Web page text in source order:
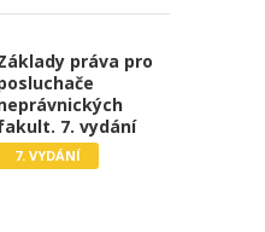
práva pro
7. vydání
7. VYDÁNÍ